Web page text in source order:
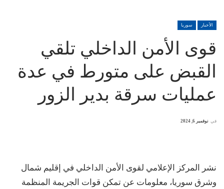
الأخبار سوريا
قوى الأمن الداخلي تلقي
القبض على متورط في عدة
عمليات سرقة بدير الزور
في نوفمبر 6, 2024
نشر المركز الإعلامي لقوى الأمن الداخلي في إقليم شمال
وشرق سوريا، معلومات عن تمكن قوات الجريمة المنظمة